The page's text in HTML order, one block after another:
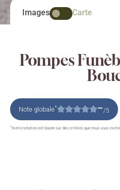
Images Carte
Pompes
Note globale* –/5
*Notre notation est basée sur des critères que nous vous